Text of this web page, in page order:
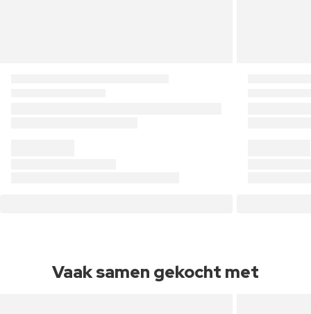
Vaak samen gekocht met